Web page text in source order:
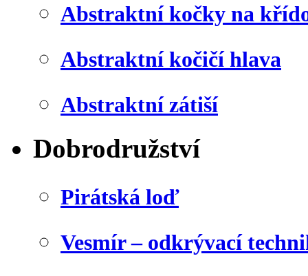
Abstraktní kočky na
Abstraktní kočičí hlava
Abstraktní zátiší
Dobrodružství
Pirátská loď
Vesmír – odkrývací